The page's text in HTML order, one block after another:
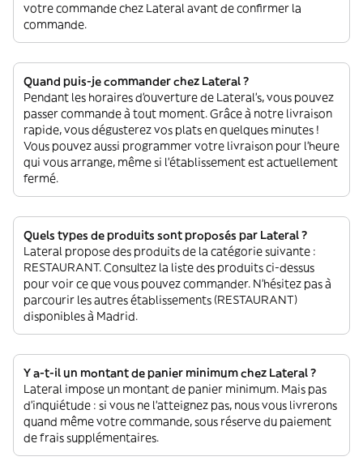
votre commande chez Lateral avant de confirmer la
commande.
Quand puis-je commander chez Lateral ?
Pendant les horaires d'ouverture de Lateral’s, vous pouvez
passer commande à tout moment. Grâce à notre livraison
rapide, vous dégusterez vos plats en quelques minutes !
Vous pouvez aussi programmer votre livraison pour l'heure
qui vous arrange, même si l'établissement est actuellement
fermé.
Quels types de produits sont proposés par Lateral ?
Lateral propose des produits de la catégorie suivante :
RESTAURANT. Consultez la liste des produits ci-dessus
pour voir ce que vous pouvez commander. N'hésitez pas à
parcourir les autres établissements (RESTAURANT)
disponibles à Madrid.
Y a-t-il un montant de panier minimum chez Lateral ?
Lateral impose un montant de panier minimum. Mais pas
d'inquiétude : si vous ne l'atteignez pas, nous vous livrerons
quand même votre commande, sous réserve du paiement
de frais supplémentaires.